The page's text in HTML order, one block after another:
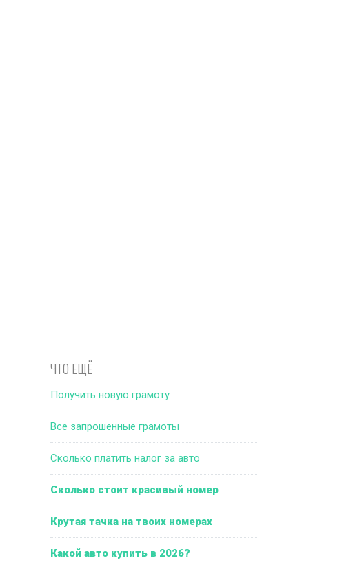
ЧТО ЕЩЁ
Получить новую грамоту
Все запрошенные грамоты
Сколько платить налог за авто
Сколько стоит красивый номер
Крутая тачка на твоих номерах
Какой авто купить в 2026?